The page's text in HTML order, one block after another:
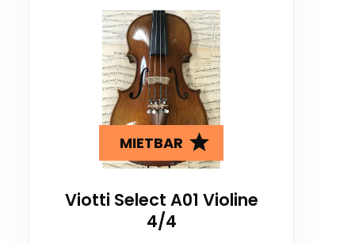
MIETBAR
Viotti Select A01 Violine
4/4